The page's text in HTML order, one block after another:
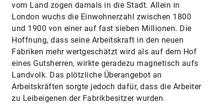
vom Land zogen damals in die Stadt. Allein in
London wuchs die Einwohnerzahl zwischen 1800
und 1900 von einer auf fast sieben Millionen. Die
Hoffnung, dass seine Arbeitskraft in den neuen
Fabriken mehr wertgeschätzt wird als auf dem Hof
eines Gutsherren, wirkte geradezu magnetisch aufs
Landvolk. Das plötzliche Überangebot an
Arbeitskräften sorgte jedoch dafür, dass die Arbeiter
zu Leibeigenen der Fabrikbesitzer wurden.